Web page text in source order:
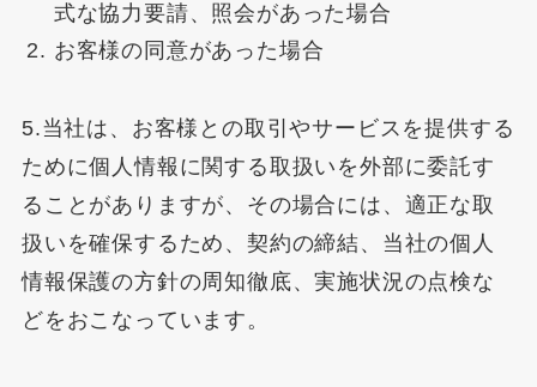
式な協力要請、照会があった場合
お客様の同意があった場合
5.当社は、お客様との取引やサービスを提供する
ために個人情報に関する取扱いを外部に委託す
ることがありますが、その場合には、適正な取
扱いを確保するため、契約の締結、当社の個人
情報保護の方針の周知徹底、実施状況の点検な
どをおこなっています。